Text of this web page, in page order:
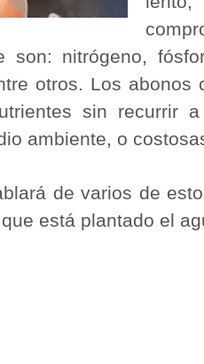
son: nitrógeno,
otros. Los
sin recurrir
ambiente, o
de varios de
está plantado el